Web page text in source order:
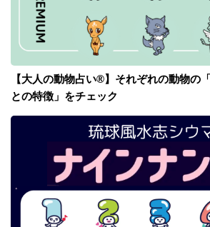
【大人の動物占い®】それぞれの動物の
との特徴」をチェック